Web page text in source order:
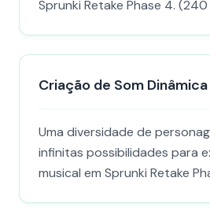
Sprunki Retake Phase 4.
Criação de Som
Uma diversidade de
infinitas possibilidades para
musical em Sprunki Retake